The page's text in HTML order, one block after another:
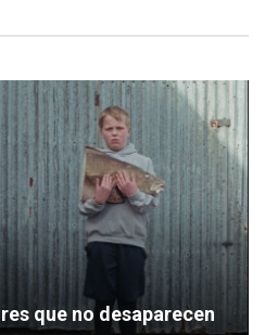
que no desaparecen